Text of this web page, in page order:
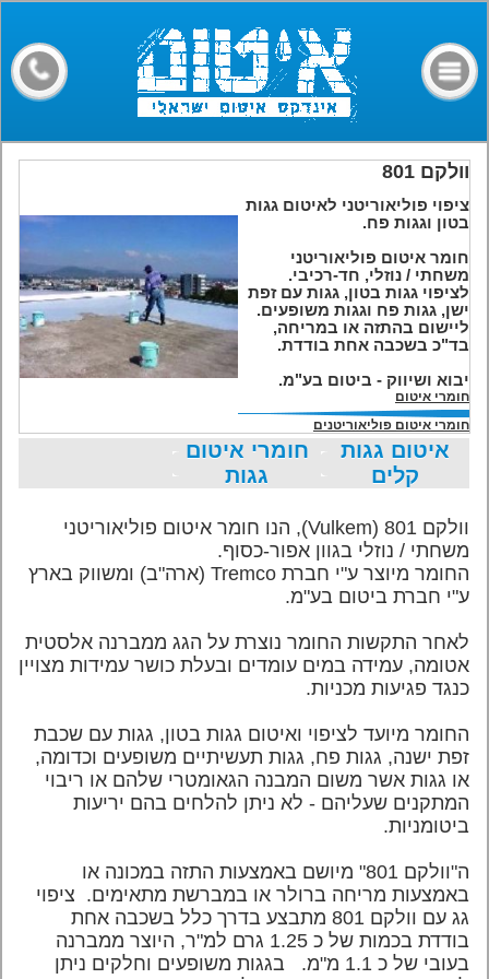
וולקם 801
ציפוי פוליאוריטני לאיטום גגות
בטון וגגות פח.
חומר איטום פוליאוריטני
משחתי / נוזלי, חד-רכיבי.
לציפוי גגות בטון, גגות עם זפת
ישן, גגות פח וגגות משופעים.
ליישום בהתזה או במריחה,
בד"כ בשכבה אחת בודדת.
יבוא ושיווק - ביטום בע"מ.
חומרי איטום
חומרי איטום פוליאוריטנים
איטום גגות
קלים
חומרי איטום
גגות
וולקם 801 (Vulkem), הנו חומר איטום פוליאוריטני
משחתי / נוזלי בגוון אפור-כסוף.
החומר מיוצר ע"י חברת Tremco (ארה"ב) ומשווק בארץ
ע"י חברת ביטום בע"מ.
לאחר התקשות החומר נוצרת על הגג ממברנה אלסטית
אטומה, עמידה במים עומדים ובעלת כושר עמידות מצויין
כנגד פגיעות מכניות.
החומר מיועד לציפוי ואיטום גגות בטון, גגות עם שכבת
זפת ישנה, גגות פח, גגות תעשיתיים משופעים וכדומה,
או גגות אשר משום המבנה הגאומטרי שלהם או ריבוי
המתקנים שעליהם - לא ניתן להלחים בהם יריעות
ביטומניות.
ה"וולקם 801" מיושם באמצעות התזה במכונה או
באמצעות מריחה ברולר או במברשת מתאימים. ציפוי
גג עם וולקם 801 מתבצע בדרך כלל בשכבה אחת
בודדת בכמות של כ 1.25 גרם למ"ר, היוצר ממברנה
בעובי של כ 1.1 מ"מ. בגגות משופעים וחלקים ניתן
קבלני איטום
חומרים
מאמרים
פורום
צרו קשר